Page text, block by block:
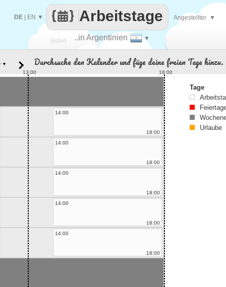
Jeden ..in Argentinien ▼
Arbeitstage
DE EN ▼ Angestellter ▼
▼ Durchsuche den Kalender und füge deine freien Tage hinzu.
13:00 18:00
14:00
18:00
14:00
18:00
14:00
18:00
14:00
18:00
14:00
18:00
Tage
Urlaube